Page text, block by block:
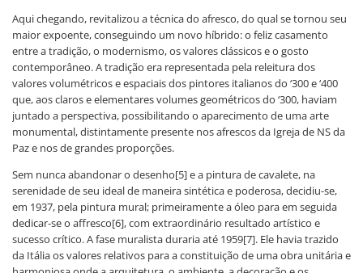
Aqui chegando, revitalizou a técnica do afresco, do qual se tornou seu
maior expoente, conseguindo um novo híbrido: o feliz casamento
entre a tradição, o modernismo, os valores clássicos e o gosto
contemporâneo. A tradição era representada pela releitura dos
valores volumétricos e espaciais dos pintores italianos do ‘300 e ‘400
que, aos claros e elementares volumes geométricos do ‘300, haviam
juntado a perspectiva, possibilitando o aparecimento de uma arte
monumental, distintamente presente nos afrescos da Igreja de NS da
Paz e nos de grandes proporções.
Sem nunca abandonar o desenho[5] e a pintura de cavalete, na
serenidade de seu ideal de maneira sintética e poderosa, decidiu-se,
em 1937, pela pintura mural; primeiramente a óleo para em seguida
dedicar-se o affresco[6], com extraordinário resultado artístico e
sucesso crítico. A fase muralista duraria até 1959[7]. Ele havia trazido
da Itália os valores relativos para a constituição de uma obra unitária e